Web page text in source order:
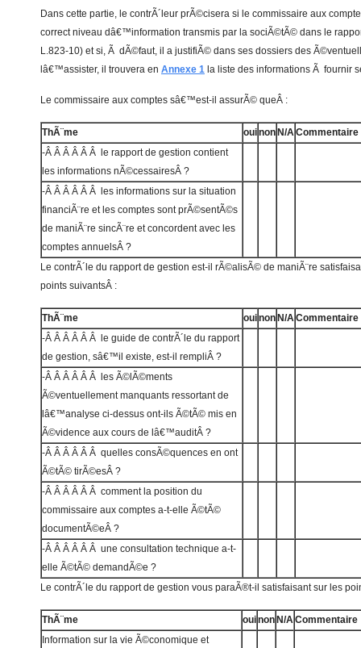
Dans cette partie, le contrÃ´leur prÃ©cisera si le commissaire aux
correct niveau dâ€™information transmis par la sociÃ©tÃ© dans le
L.823-10) et si, Ã dÃ©faut, il a justifiÃ© dans ses dossiers des
lâ€™assister, il trouvera en Annexe 1 la liste des informations Ã fournir
Le commissaire aux comptes sâ€™est-il assurÃ© queÂ :
ThÃ¨me ouinon N/ACommentaire
-Â Â Â Â Â Â le rapport de gestion contient
les informations nÃ©cessairesÂ ?
-Â Â Â Â Â Â les informations sur la situation
financiÃ¨re et les comptes sont prÃ©sentÃ©s
de maniÃ¨re sincÃ¨re et concordent avec les
comptes annuelsÂ ?
Le contrÃ´le du rapport de gestion est-il rÃ©alisÃ© de maniÃ¨re
points suivantsÂ :
ThÃ¨me ouinon N/ACommentaire
-Â Â Â Â Â Â le guide de contrÃ´le du rapport
de gestion, sâ€™il existe, est-il rempliÂ ?
-Â Â Â Â Â Â les Ã©lÃ©ments
Ã©ventuellement manquants ressortant de
lâ€™analyse ci-dessus ont-ils Ã©tÃ© mis en
Ã©vidence aux cours de lâ€™auditÂ ?
-Â Â Â Â Â Â quelles consÃ©quences en ont
Ã©tÃ© tirÃ©esÂ ?
-Â Â Â Â Â Â comment la position du
commissaire aux comptes a-t-elle Ã©tÃ©
documentÃ©eÂ ?
-Â Â Â Â Â Â une consultation technique a-t-
elle Ã©tÃ© demandÃ©e ?
Le contrÃ´le du rapport de gestion vous paraÃ®t-il satisfaisant sur les
ThÃ¨me ouinon N/ACommentaire
Information sur la vie Ã©conomique et